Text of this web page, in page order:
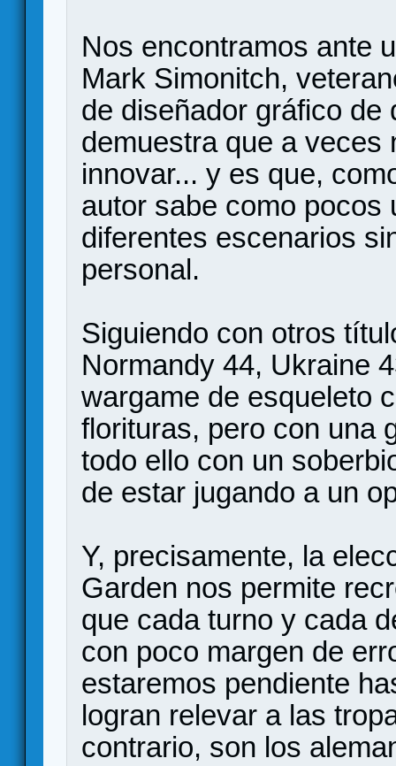
Nos encontramos ante
Mark Simonitch,
de diseñador gráfico
demuestra que a veces
innovar... y es que,
autor sabe como pocos
diferentes escenarios
personal.
Siguiendo con otros
Normandy 44, Ukraine
wargame de esqueleto
florituras, pero con una
todo ello con un
de estar jugando a un
Y, precisamente, la
Garden nos permite
que cada turno y cada
con poco margen de
estaremos pendiente
logran relevar a las
contrario, son los